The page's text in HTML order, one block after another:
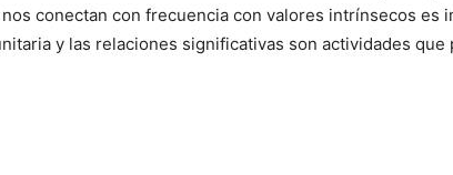
conectan con frecuencia con valores intrínsecos es
y las relaciones significativas son actividades